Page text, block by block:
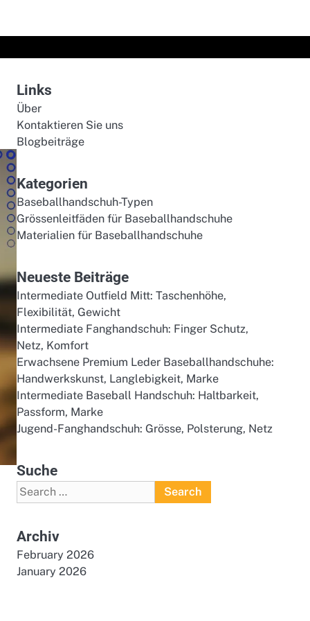
Links
Über
Kontaktieren Sie uns
Blogbeiträge
Kategorien
Baseballhandschuh-Typen
Grössenleitfäden für Baseballhandschuhe
Materialien für Baseballhandschuhe
Neueste Beiträge
Intermediate Outfield Mitt: Taschenhöhe,
Flexibilität, Gewicht
Intermediate Fanghandschuh: Finger Schutz,
Netz, Komfort
Erwachsene Premium Leder Baseballhandschuhe:
Handwerkskunst, Langlebigkeit, Marke
Intermediate Baseball Handschuh: Haltbarkeit,
Passform, Marke
Jugend-Fanghandschuh: Grösse, Polsterung, Netz
Suche
Search
for:
Archiv
February 2026
January 2026